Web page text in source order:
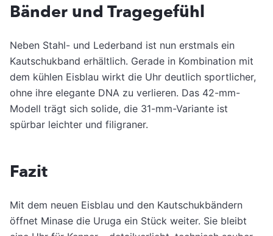
Bänder und Tragegefühl
Neben Stahl- und Lederband ist nun erstmals ein
Kautschukband erhältlich. Gerade in Kombination mit
dem kühlen Eisblau wirkt die Uhr deutlich sportlicher,
ohne ihre elegante DNA zu verlieren. Das 42-mm-
Modell trägt sich solide, die 31-mm-Variante ist
spürbar leichter und filigraner.
Fazit
Mit dem neuen Eisblau und den Kautschukbändern
öffnet Minase die Uruga ein Stück weiter. Sie bleibt